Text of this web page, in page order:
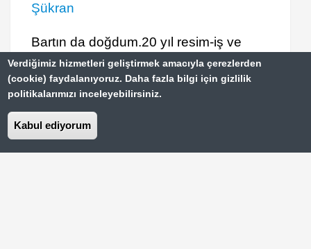
Şükran
Bartın da doğdum.20 yıl resim-iş ve
sanat tarihi öğretmenliği yaptım ve
emekli oldum. Sonrasında 17 yıl Ankara
görsel sanatlar eğitimciliği yaptım.
Verdiğimiz hizmetleri geliştirmek amacıyla çerezlerden
(cookie) faydalanıyoruz. Daha fazla bilgi için gizlilik
politikalarımızı inceleyebilirsiniz.
Kabul ediyorum